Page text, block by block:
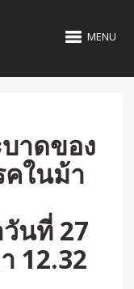
MENU
าดของ
คในม้า
วันที่ 27
12.32